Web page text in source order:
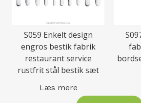
S059 Enkelt design
engros bestik fabrik
restaurant service
rustfrit stål bestik sæt
Læs mere